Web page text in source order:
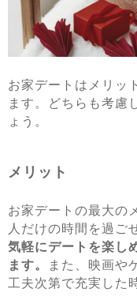
お家デートはメリッ
ます。どちらも考慮
ょう。
メリット
お家デートの最大の
人だけの時間を過ご
気軽にデートを楽し
ます。
また、映画や
工夫次第で充実した